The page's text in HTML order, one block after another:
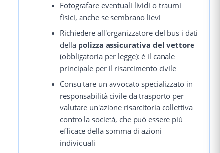
Fotografare eventuali lividi o traumi
fisici, anche se sembrano lievi
Richiedere all'organizzatore del bus i dati
della polizza assicurativa del vettore
(obbligatoria per legge): è il canale
principale per il risarcimento civile
Consultare un avvocato specializzato in
responsabilità civile da trasporto per
valutare un'azione risarcitoria collettiva
contro la società, che può essere più
efficace della somma di azioni
individuali